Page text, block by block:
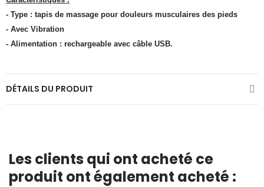
- Type : tapis de massage pour douleurs musculaires des pieds
- Avec Vibration
- Alimentation : rechargeable avec câble USB.
DÉTAILS DU PRODUIT
Les clients qui ont acheté ce
produit ont également acheté :